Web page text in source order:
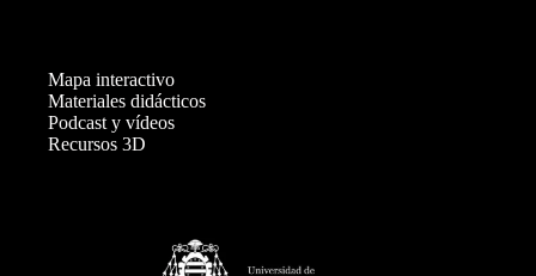
Mapa interactivo
Materiales didácticos
Podcast y vídeos
Recursos 3D